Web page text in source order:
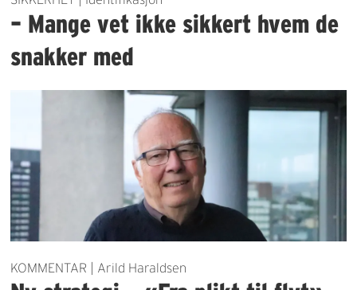
– Mange vet ikke sikkert hvem de
snakker med
KOMMENTAR | Arild Haraldsen